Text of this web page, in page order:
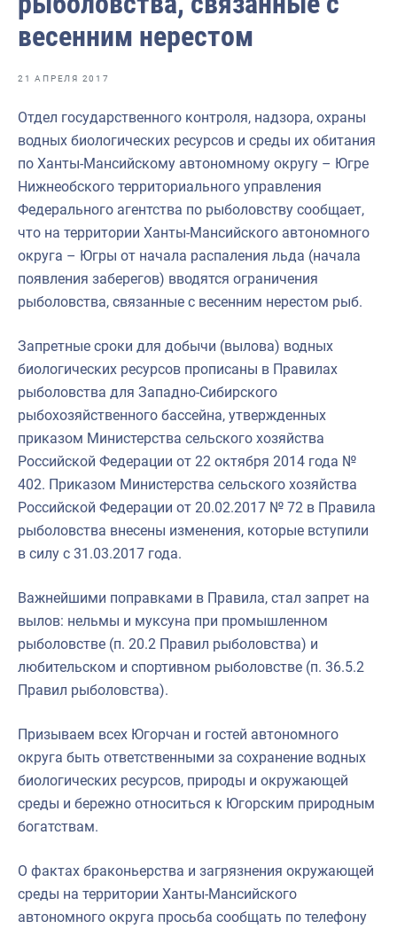
Отраслевые СМИ
Выставки и конференции
Научно-практическая литература
Рыбоохрана России
Отрасль в цифрах
Инфографика
Большая африканская экспедиция
Укрепление духовно-нравственных ценностей
События в России и мире
весенним нерестом
21 АПРЕЛЯ 2017
Отдел государственного контроля, надзора, охраны
водных биологических ресурсов и среды их обитания
по Ханты-Мансийскому автономному округу – Югре
Нижнеобского территориального управления
Федерального агентства по рыболовству сообщает,
что на территории Ханты-Мансийского автономного
округа – Югры от начала распаления льда (начала
появления заберегов) вводятся ограничения
рыболовства, связанные с весенним нерестом рыб.
Запретные сроки для добычи (вылова) водных
биологических ресурсов прописаны в Правилах
рыболовства для Западно-Сибирского
рыбохозяйственного бассейна, утвержденных
приказом Министерства сельского хозяйства
Российской Федерации от 22 октября 2014 года №
402. Приказом Министерства сельского хозяйства
Российской Федерации от 20.02.2017 № 72 в Правила
рыболовства внесены изменения, которые вступили
в силу с 31.03.2017 года.
Важнейшими поправками в Правила, стал запрет на
вылов: нельмы и муксуна при промышленном
рыболовстве (п. 20.2 Правил рыболовства) и
любительском и спортивном рыболовстве (п. 36.5.2
Правил рыболовства).
Призываем всех Югорчан и гостей автономного
округа быть ответственными за сохранение водных
биологических ресурсов, природы и окружающей
среды и бережно относиться к Югорским природным
богатствам.
О фактах браконьерства и загрязнения окружающей
среды на территории Ханты-Мансийского
автономного округа просьба сообщать по телефону